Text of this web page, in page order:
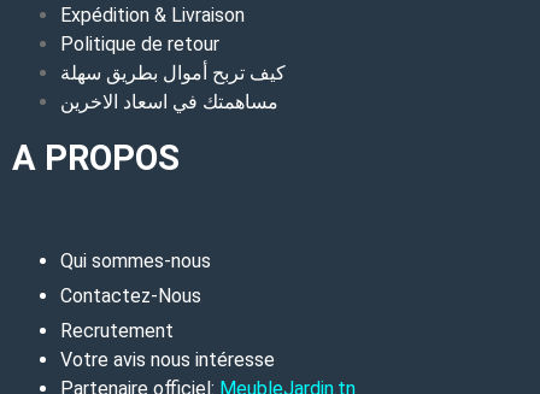
Expédition & Livraison
Politique de retour
كيف تربح أموال بطريق سهلة
مساهمتك في اسعاد الاخرين
A PROPOS
Qui sommes-nous
Contactez-Nous
Recrutement
Votre avis nous intéresse
Partenaire officiel: MeubleJardin.tn